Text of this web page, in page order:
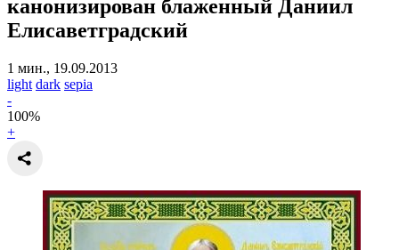
канонизирован блаженный Даниил
Елисаветградский
1 мин., 19.09.2013
light dark sepia
-
100%
+